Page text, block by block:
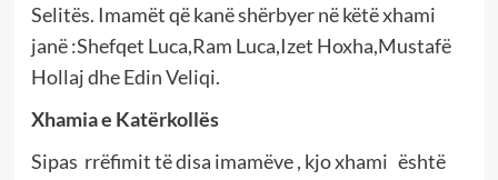
Selitës. Imamët që kanë shërbyer në këtë xhami
janë :Shefqet Luca,Ram Luca,Izet Hoxha,Mustafë
Hollaj dhe Edin Veliqi.
Xhamia e Katërkollës
Sipas rrëfimit të disa imamëve , kjo xhami është